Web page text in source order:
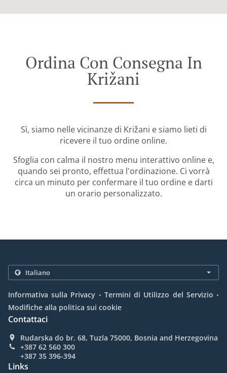
Ordina Con Consegna In
Križani
Sì, siamo nelle vicinanze di Križani e siamo lieti di
ricevere il tuo ordine online.
Sfoglia con calma il nostro menu interattivo online e,
quando sei pronto, effettua l'ordinazione. Ci vorrà
circa un minuto per confermare il tuo ordine e darti
un orario personalizzato.
Informativa sulla Privacy . Termini di Utilizzo del Servizio .
Modifiche alla politica sui cookie
Contattaci
Rudarska do br. 68, Tuzla 75000, Bosnia and Herzegovina
+387 62 560 300
+387 35 396-394
Links